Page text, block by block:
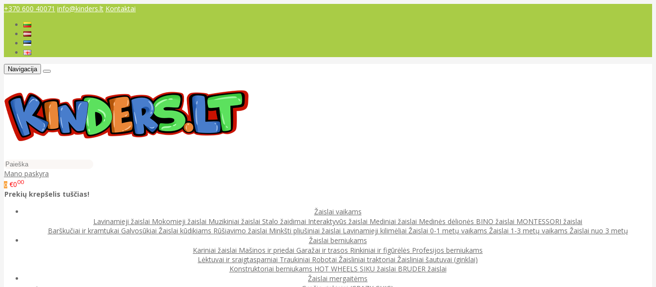
+370 600 40071 info@kinders.lt Kontaktai
Navigacija
Mano paskyra
0 €000
Prekių krepšelis tuščias!
Žaislai vaikams
Lavinamieji žaislai Mokomieji žaislai Muzikiniai žaislai Stalo žaidimai Interaktyvūs žaislai Mediniai žaislai Medinės dėlionės BINO žaislai MONTESSORI žaislai
Barškučiai ir kramtukai Galvosūkiai Žaislai kūdikiams Rūšiavimo žaislai Minkšti pliušiniai žaislai Lavinamieji kilimėliai Žaislai 0-1 metų vaikams Žaislai 1-3 metų vaikams Žaislai nuo 3 metų
Žaislai berniukams
Kariniai žaislai Mašinos ir priedai Garažai ir trasos Rinkiniai ir figūrėlės Profesijos berniukams
Lėktuvai ir sraigtasparniai Traukiniai Robotai Žaisliniai traktoriai Žaisliniai šautuvai (ginklai)
Konstruktoriai berniukams HOT WHEELS SIKU žaislai BRUDER žaislai
Žaislai mergaitėms